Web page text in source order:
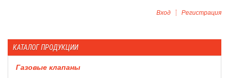
Вход Регистрация
КАТАЛОГ ПРОДУКЦИИ
Газовые клапаны